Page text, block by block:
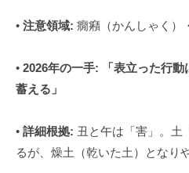
• 注意領域: 癇癪（かんしゃく）
• 2026年の一手:
「表立った行
蓄える」
• 詳細根拠: 丑と午は「害」。土
るが、燥土（乾いた土）となり